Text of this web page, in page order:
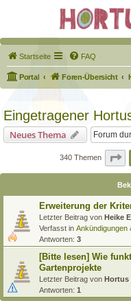
Startseite FAQ
Portal Foren-Übersicht
Eingetragener
Neues Thema
340 Themen
Erweiterung der
Letzter Beitrag von Heike
Verfasst in Ankündigungen
Antworten: 3
[Bitte lesen] Wie
Gartenprojekte
Letzter Beitrag von Hortus
Antworten: 1